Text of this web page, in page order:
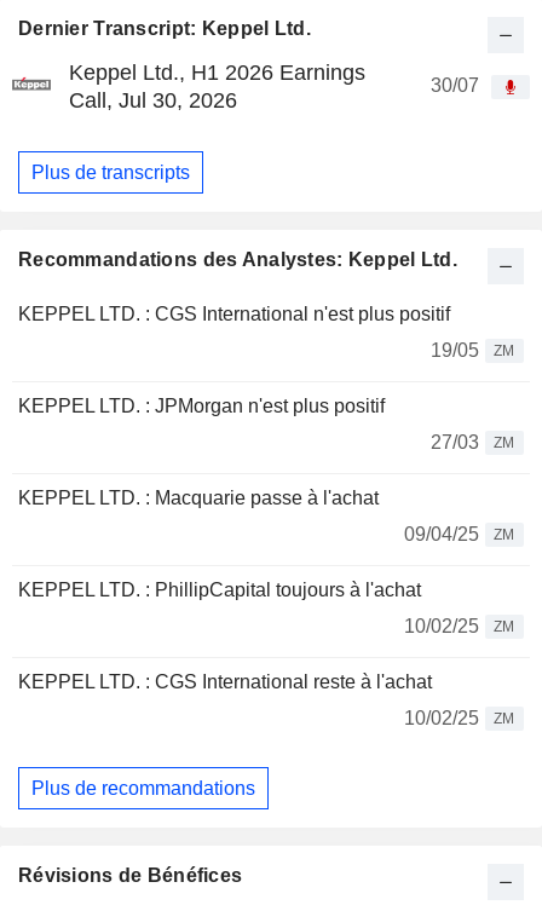
Dernier Transcript: Keppel Ltd.
Keppel Ltd., H1 2026 Earnings
Call, Jul 30, 2026
30/07
Plus de transcripts
Recommandations des Analystes: Keppel Ltd.
KEPPEL LTD. : CGS International n'est plus positif
19/05
ZM
KEPPEL LTD. : JPMorgan n'est plus positif
27/03
ZM
KEPPEL LTD. : Macquarie passe à l'achat
09/04/25
ZM
KEPPEL LTD. : PhillipCapital toujours à l'achat
10/02/25
ZM
KEPPEL LTD. : CGS International reste à l'achat
10/02/25
ZM
Plus de recommandations
Révisions de Bénéfices